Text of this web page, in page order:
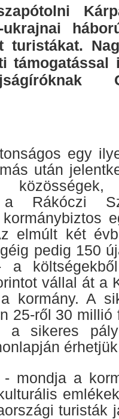
turistákat.
egy
után
a Rákóczi
elmúlt két
pedig 150
vállal át a
kormány. A
25-ről 30 millió
a sikeres
- mondja a
turisták